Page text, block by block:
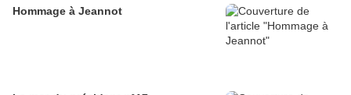
Hommage à Jeannot